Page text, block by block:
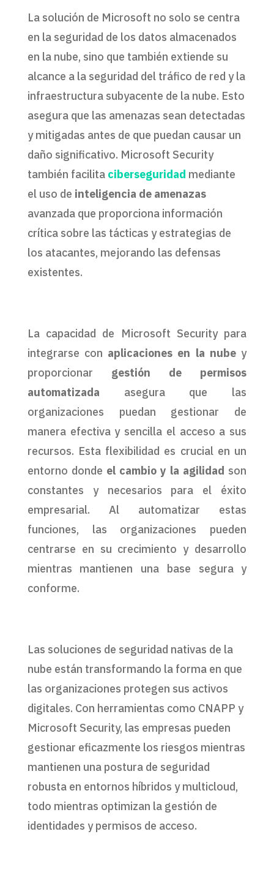
La solución de Microsoft no solo se centra
en la seguridad de los datos almacenados
en la nube, sino que también extiende su
alcance a la seguridad del tráfico de red y la
infraestructura subyacente de la nube. Esto
asegura que las amenazas sean detectadas
y mitigadas antes de que puedan causar un
daño significativo. Microsoft Security
también facilita ciberseguridad mediante
el uso de inteligencia de amenazas
avanzada que proporciona información
crítica sobre las tácticas y estrategias de
los atacantes, mejorando las defensas
existentes.
La capacidad de Microsoft Security para
integrarse con aplicaciones en la nubey
proporcionar gestión de permisos
automatizada asegura que las
organizaciones puedan gestionar de
manera efectiva y sencilla el acceso a sus
recursos. Esta flexibilidad es crucial en un
entorno donde el cambio y la agilidad son
constantes y necesarios para el éxito
empresarial. Al automatizar estas
funciones, las organizaciones pueden
centrarse en su crecimiento y desarrollo
mientras mantienen una base segura y
conforme.
Las soluciones de seguridad nativas de la
nube están transformando la forma en que
las organizaciones protegen sus activos
digitales. Con herramientas como CNAPP y
Microsoft Security, las empresas pueden
gestionar eficazmente los riesgos mientras
mantienen una postura de seguridad
robusta en entornos híbridos y multicloud,
todo mientras optimizan la gestión de
identidades y permisos de acceso.